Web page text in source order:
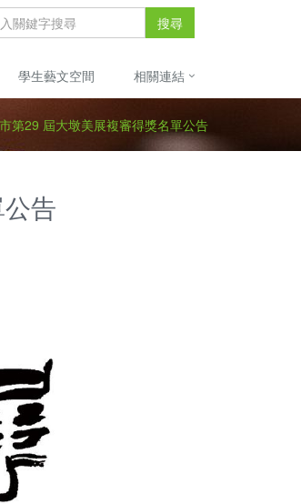
搜尋
學生藝文空間 相關連結
第29 屆大墩美展複審得獎名單公告
告